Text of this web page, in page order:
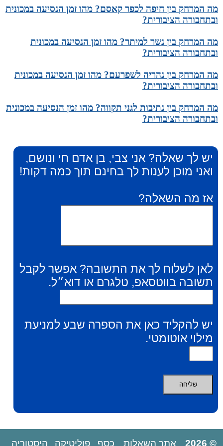
מה המרחק בין חיפה לכפר קאסם? מהו זמן הנסיעה במכונית
ובתחבורה הציבורית?
מה המרחק בין נשר למיתר? מהו זמן הנסיעה במכונית
ובתחבורה הציבורית?
מה המרחק בין נהריה לשפרעם? מהו זמן הנסיעה במכונית
ובתחבורה הציבורית?
מה המרחק בין נתיבות לגני תקווה? מהו זמן הנסיעה במכונית
ובתחבורה הציבורית?
יש לך שאלה? אני צבי, בן אדם חי ונושם,
ואני מוכן לענות לך בחינם תוך כמה דקות!
אז מה השאלה?
לאן לשלוח לך את התשובה? אפשר לקבל
תשובה בווטסאפ, טלגרם או דוא״ל.
יש להקליד כאן את הספרה שבע למניעת
מילוי אוטומטי.
© 2026 אתר השאלות כסף פוליטיקה היסטוריה